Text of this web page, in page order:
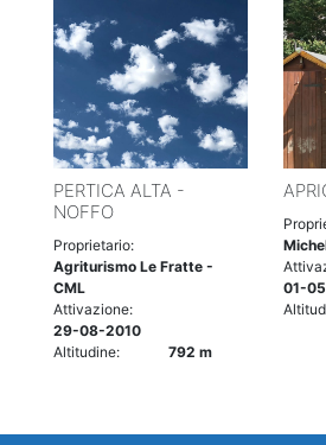
PERTICA ALTA -
NOFFO
Proprietario:
Agriturismo Le Fratte -
CML
Attivazione:
29-08-2010
Altitudine:
792 m
01-